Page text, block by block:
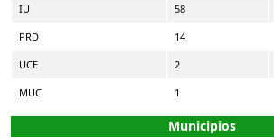
IU 58
PRD 14
UCE 2
MUC 1
Municipios